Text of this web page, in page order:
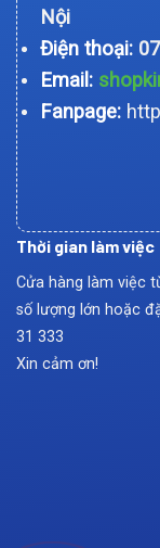
Nội
Điện thoại:
Email:
Fanpage:
Thời gian làm việc
Cửa hàng làm việc
số lượng lớn hoặc
31 333
Xin cảm ơn!